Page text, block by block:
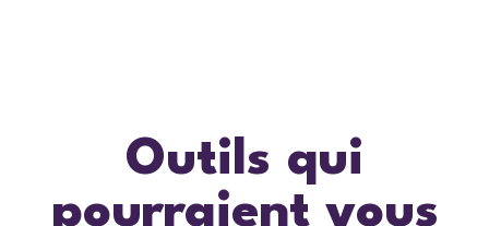
Outils qui
pourraient vous